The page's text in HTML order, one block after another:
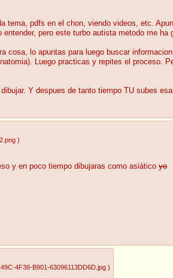
tema, pdfs en el chon, viendo videos, etc.
pero este turbo autista metodo me ha
cosa, lo apuntas para luego buscar
Luego practicas y repites el proceso.
Y despues de tanto tiempo TU subes
)
y en poco tiempo dibujaras como asiático yo
4F38-B901-63096113DD6D.jpg )